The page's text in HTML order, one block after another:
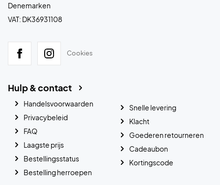
Denemarken
VAT: DK36931108
Cookies
Hulp & contact
Handelsvoorwaarden
Privacybeleid
FAQ
Laagste prijs
Bestellingsstatus
Bestelling herroepen
Snelle levering
Klacht
Goederen retourneren
Cadeaubon
Kortingscode